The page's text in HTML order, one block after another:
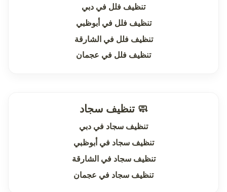
تنظيف فلل في دبي
تنظيف فلل في أبوظبي
تنظيف فلل في الشارقة
تنظيف فلل في عجمان
🧼 تنظيف سجاد
تنظيف سجاد في دبي
تنظيف سجاد في أبوظبي
تنظيف سجاد في الشارقة
تنظيف سجاد في عجمان